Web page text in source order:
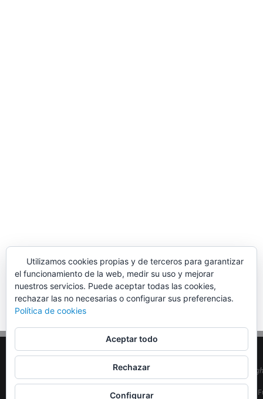
©
|
Utilizamos cookies propias y de terceros para garantizar
el funcionamiento de la web, medir su uso y mejorar
nuestros servicios. Puede aceptar todas las cookies,
rechazar las no necesarias o configurar sus preferencias.
Política de cookies
Aceptar todo
Rechazar
Configurar